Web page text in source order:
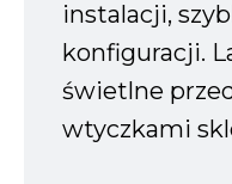
instalacji,
konfiguracji.
świetlne
wtyczkami